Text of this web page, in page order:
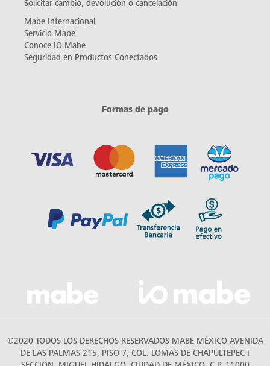
Solicitar cambio, devolución o cancelación
Mabe Internacional
Servicio Mabe
Conoce IO Mabe
Seguridad en Productos Conectados
Formas de pago
©2020 TODOS LOS DERECHOS RESERVADOS MABE MÉXICO AVENIDA
DE LAS PALMAS 215, PISO 7, COL. LOMAS DE CHAPULTEPEC I